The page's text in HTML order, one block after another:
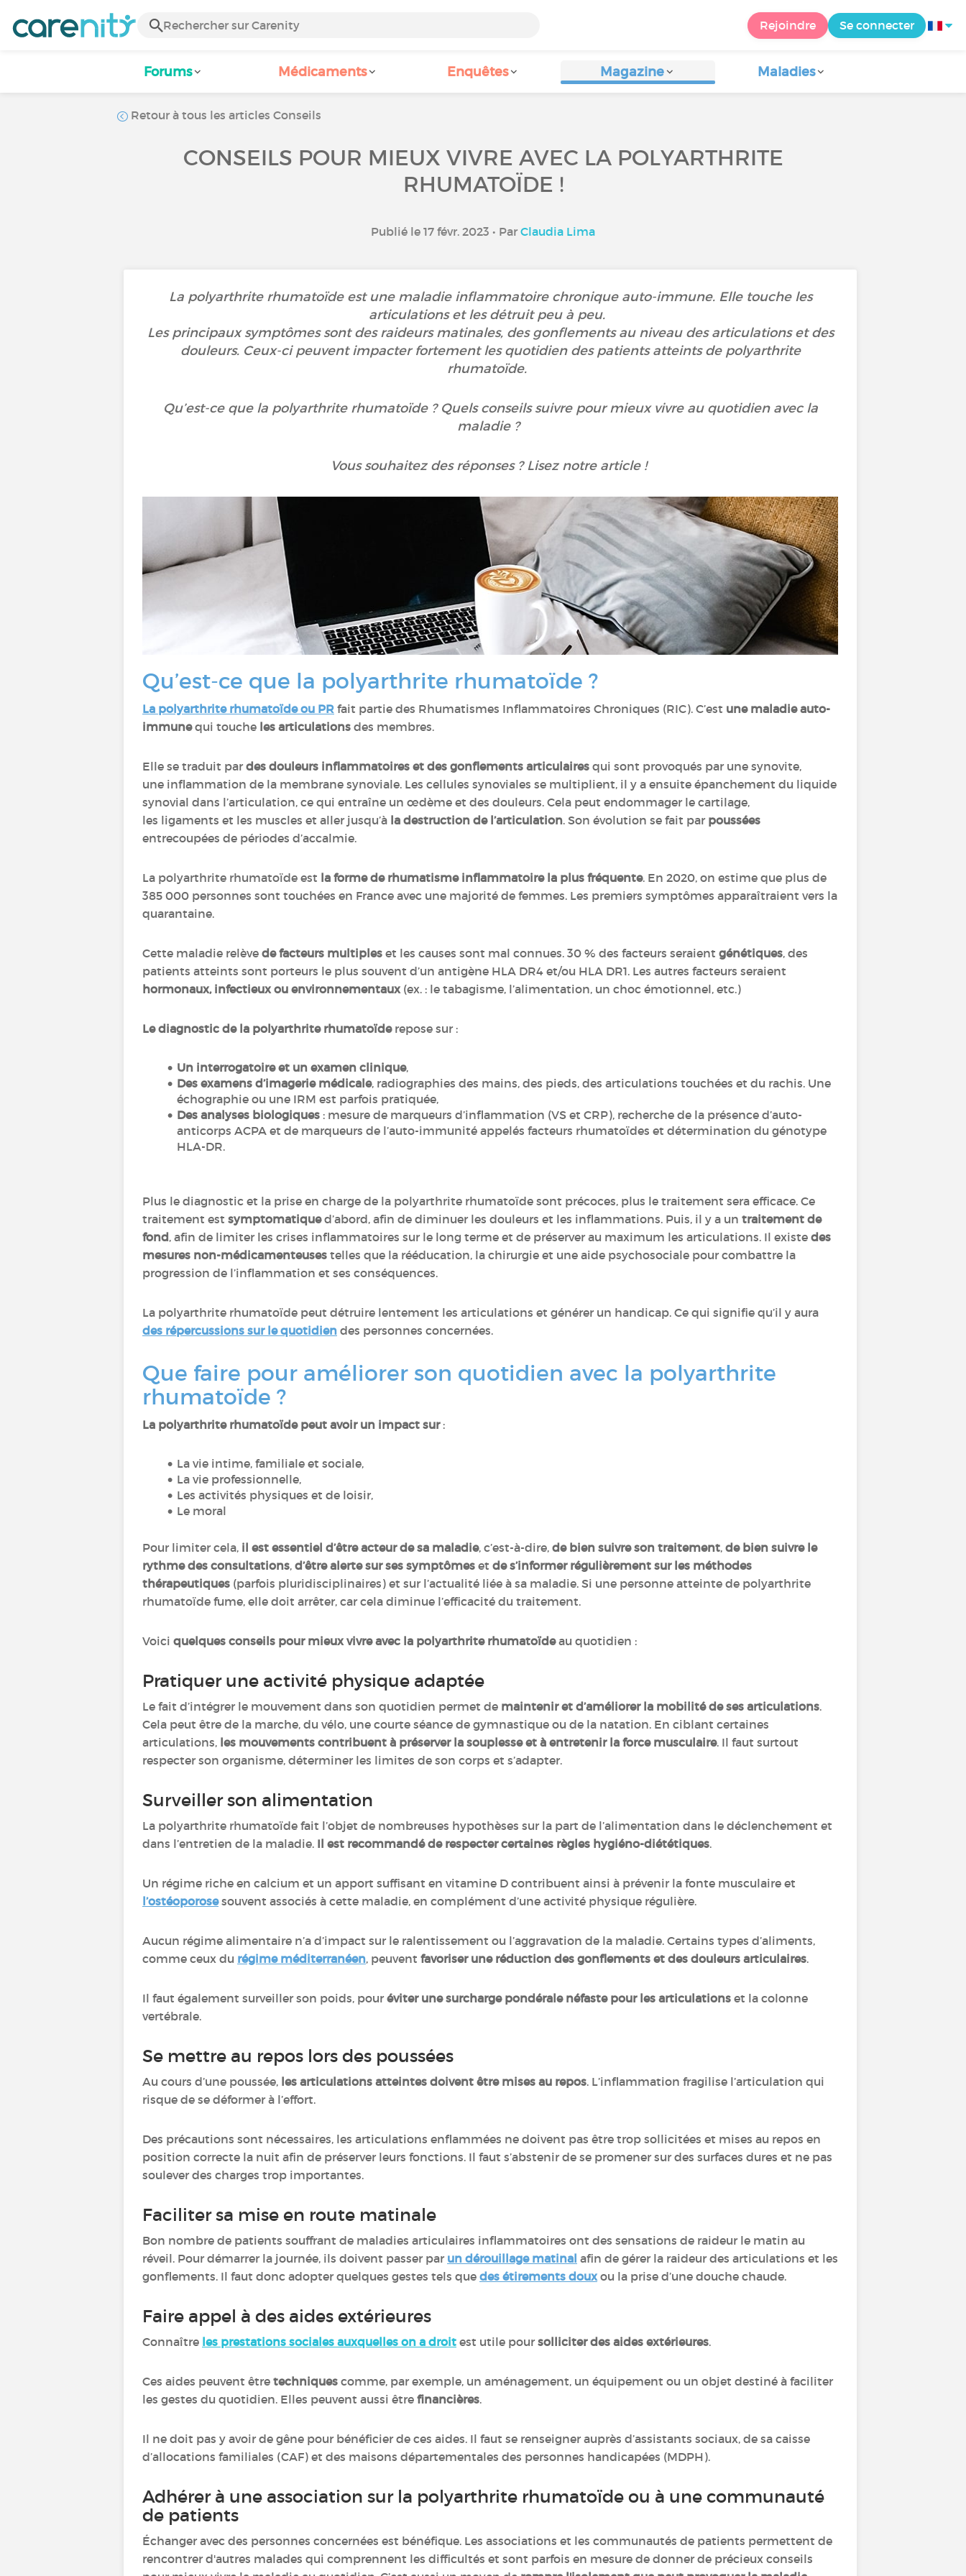
Rejoindre Se connecter
Forums Médicaments Enquêtes Magazine Maladies
Retour à tous les articles Conseils
CONSEILS POUR MIEUX VIVRE AVEC LA POLYARTHRITE
RHUMATOÏDE !
Publié le 17 févr. 2023 • Par Claudia Lima
La polyarthrite rhumatoïde est une maladie inflammatoire chronique auto-immune. Elle touche les
articulations et les détruit peu à peu.
Les principaux symptômes sont des raideurs matinales, des gonflements au niveau des articulations et des
douleurs. Ceux-ci peuvent impacter fortement les quotidien des patients atteints de polyarthrite
rhumatoïde.
Qu’est-ce que la polyarthrite rhumatoïde ? Quels conseils suivre pour mieux vivre au quotidien avec la
maladie ?
Vous souhaitez des réponses ? Lisez notre article !
Qu’est-ce que la polyarthrite rhumatoïde ?
La polyarthrite rhumatoïde ou PR fait partie des Rhumatismes Inflammatoires Chroniques (RIC). C’est une maladie auto-
immunequi touche les articulations des membres.
Elle se traduit par des douleurs inflammatoires et des gonflements articulaires qui sont provoqués par une synovite,
une inflammation de la membrane synoviale. Les cellules synoviales se multiplient, il y a ensuite épanchement du liquide
synovial dans l’articulation, ce qui entraîne un œdème et des douleurs. Cela peut endommager le cartilage,
les ligaments et les muscles et aller jusqu’à la destruction de l’articulation. Son évolution se fait par poussées
entrecoupées de périodes d’accalmie.
La polyarthrite rhumatoïde est la forme de rhumatisme inflammatoire la plus fréquente. En 2020, on estime que plus de
385 000 personnes sont touchées en France avec une majorité de femmes. Les premiers symptômes apparaîtraient vers la
quarantaine.
Cette maladie relève de facteurs multiples et les causes sont mal connues. 30 % des facteurs seraient génétiques, des
patients atteints sont porteurs le plus souvent d’un antigène HLA DR4 et/ou HLA DR1. Les autres facteurs seraient
hormonaux, infectieux ou environnementaux(ex. : le tabagisme, l’alimentation, un choc émotionnel, etc.)
Le diagnostic de la polyarthrite rhumatoïderepose sur :
Un interrogatoire et un examen clinique,
Des examens d’imagerie médicale, radiographies des mains, des pieds, des articulations touchées et du rachis. Une
échographie ou une IRM est parfois pratiquée,
Des analyses biologiques: mesure de marqueurs d’inflammation (VS et CRP), recherche de la présence d’auto-
anticorps ACPA et de marqueurs de l’auto-immunité appelés facteurs rhumatoïdes et détermination du génotype
HLA-DR.
Plus le diagnostic et la prise en charge de la polyarthrite rhumatoïde sont précoces, plus le traitement sera efficace. Ce
traitement est symptomatiqued’abord, afin de diminuer les douleurs et les inflammations. Puis, il y a un traitement de
fond, afin de limiter les crises inflammatoires sur le long terme et de préserver au maximum les articulations. Il existe des
mesures non-médicamenteuses telles que la rééducation, la chirurgie et une aide psychosociale pour combattre la
progression de l’inflammation et ses conséquences.
La polyarthrite rhumatoïde peut détruire lentement les articulations et générer un handicap. Ce qui signifie qu’il y aura
des répercussions sur le quotidien des personnes concernées.
Que faire pour améliorer son quotidien avec la polyarthrite
rhumatoïde ?
La polyarthrite rhumatoïde peut avoir un impact sur:
La vie intime, familiale et sociale,
La vie professionnelle,
Les activités physiques et de loisir,
Le moral
Pour limiter cela, il est essentiel d’être acteur de sa maladie, c’est-à-dire, de bien suivre son traitement, de bien suivre le
rythme des consultations, d’être alerte sur ses symptômes et de s’informer régulièrement sur les méthodes
thérapeutiques (parfois pluridisciplinaires) et sur l’actualité liée à sa maladie. Si une personne atteinte de polyarthrite
rhumatoïde fume, elle doit arrêter, car cela diminue l’efficacité du traitement.
Voici quelques conseils pour mieux vivre avec la polyarthrite rhumatoïdeau quotidien :
Pratiquer une activité physique adaptée
Le fait d’intégrer le mouvement dans son quotidien permet de maintenir et d’améliorer la mobilité de ses articulations.
Cela peut être de la marche, du vélo, une courte séance de gymnastique ou de la natation. En ciblant certaines
articulations, les mouvements contribuent à préserver la souplesse et à entretenir la force musculaire. Il faut surtout
respecter son organisme, déterminer les limites de son corps et s’adapter.
Surveiller son alimentation
La polyarthrite rhumatoïde fait l’objet de nombreuses hypothèses sur la part de l’alimentation dans le déclenchement et
dans l’entretien de la maladie. Il est recommandé de respecter certaines règles hygiéno-diététiques.
Un régime riche en calcium et un apport suffisant en vitamine D contribuent ainsi à prévenir la fonte musculaire et
l’ostéoporosesouvent associés à cette maladie, en complément d’une activité physique régulière.
Aucun régime alimentaire n’a d’impact sur le ralentissement ou l’aggravation de la maladie. Certains types d’aliments,
comme ceux du régime méditerranéen, peuvent favoriser une réduction des gonflements et des douleurs articulaires.
Il faut également surveiller son poids, pour éviter une surcharge pondérale néfaste pour les articulations et la colonne
vertébrale.
Se mettre au repos lors des poussées
Au cours d’une poussée, les articulations atteintes doivent être mises au repos. L’inflammation fragilise l’articulation qui
risque de se déformer à l’effort.
Des précautions sont nécessaires, les articulations enflammées ne doivent pas être trop sollicitées et mises au repos en
position correcte la nuit afin de préserver leurs fonctions. Il faut s’abstenir de se promener sur des surfaces dures et ne pas
soulever des charges trop importantes.
Faciliter sa mise en route matinale
Bon nombre de patients souffrant de maladies articulaires inflammatoires ont des sensations de raideur le matin au
réveil. Pour démarrer la journée, ils doivent passer par un dérouillage matinal afin de gérer la raideur des articulations et les
gonflements. Il faut donc adopter quelques gestes tels que des étirements douxou la prise d’une douche chaude.
Faire appel à des aides extérieures
Connaître les prestations sociales auxquelles on a droit est utile pour solliciter des aides extérieures.
Ces aides peuvent être techniques comme, par exemple, un aménagement, un équipement ou un objet destiné à faciliter
les gestes du quotidien. Elles peuvent aussi être financières.
Il ne doit pas y avoir de gêne pour bénéficier de ces aides. Il faut se renseigner auprès d’assistants sociaux, de sa caisse
d’allocations familiales (CAF) et des maisons départementales des personnes handicapées (MDPH).
Adhérer à une association sur la polyarthrite rhumatoïde ou à une communauté
de patients
Échanger avec des personnes concernées est bénéfique. Les associations et les communautés de patients permettent de
rencontrer d'autres malades qui comprennent les difficultés et sont parfois en mesure de donner de précieux conseils